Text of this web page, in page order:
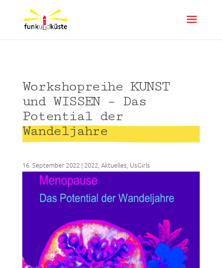
Workshopreihe KUNST
und WISSEN – Das
Potential der
Wandeljahre
16. September 2022| 2022, Aktuelles, UsGirls